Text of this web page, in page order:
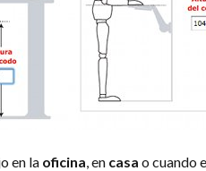
en la oficina , en casa o cuando